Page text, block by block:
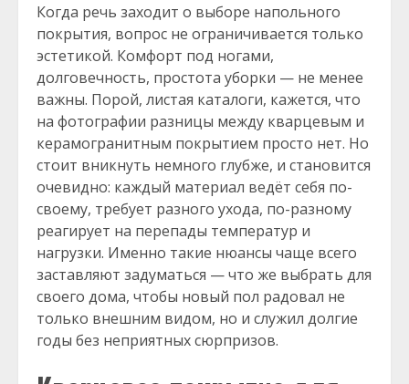
Когда речь заходит о выборе напольного
покрытия, вопрос не ограничивается только
эстетикой. Комфорт под ногами,
долговечность, простота уборки — не менее
важны. Порой, листая каталоги, кажется, что
на фотографии разницы между кварцевым и
керамогранитным покрытием просто нет. Но
стоит вникнуть немного глубже, и становится
очевидно: каждый материал ведёт себя по-
своему, требует разного ухода, по-разному
реагирует на перепады температур и
нагрузки. Именно такие нюансы чаще всего
заставляют задуматься — что же выбрать для
своего дома, чтобы новый пол радовал не
только внешним видом, но и служил долгие
годы без неприятных сюрпризов.